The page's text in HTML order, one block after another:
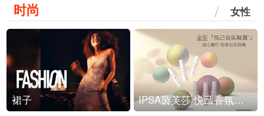
时尚 女性
裙子 IPSA茵芙莎 悦己香氛凝露上市